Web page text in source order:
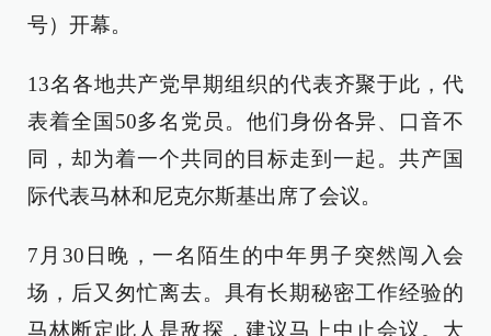
号）开幕。
13名各地共产党早期组织的代表齐聚于此，代
表着全国50多名党员。他们身份各异、口音不
同，却为着一个共同的目标走到一起。共产国
际代表马林和尼克尔斯基出席了会议。
7月30日晚，一名陌生的中年男子突然闯入会
场，后又匆忙离去。具有长期秘密工作经验的
马林断定此人是敌探，建议马上中止会议。大